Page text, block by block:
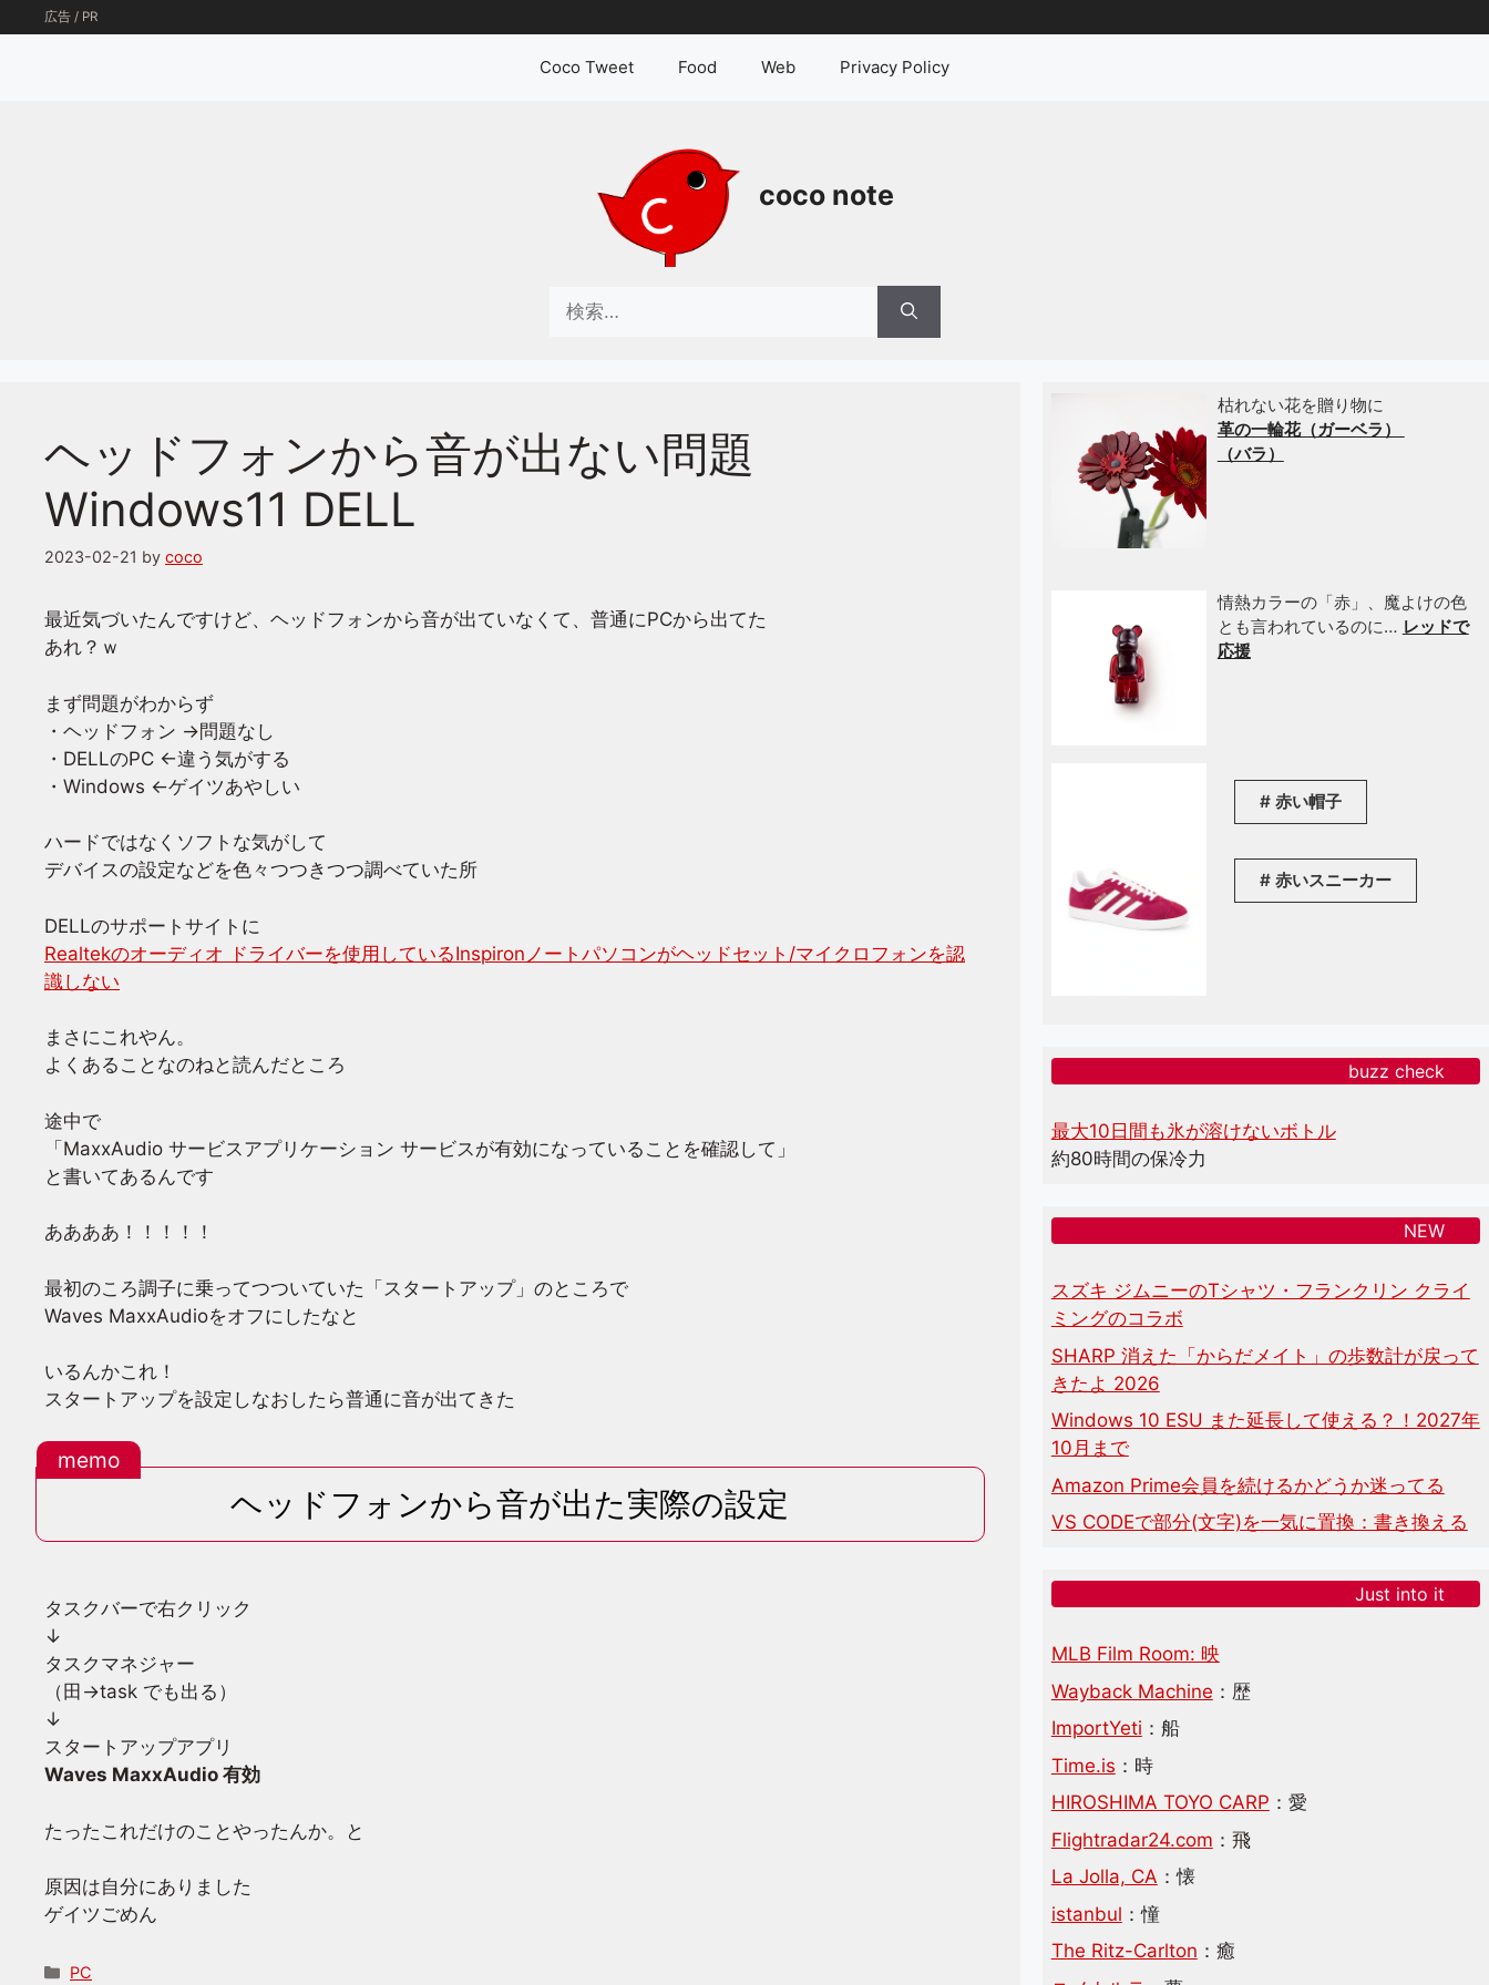
ン
広告 / PR
Coco Tweet Food Web Privacy Policy
coco note
索:
ヘッドフォンから音が出ない問題
Windows11 DELL
2023-02-21 by coco
最近気づいたんですけど、ヘッドフォンから音が出ていなくて、普通にPCから出てた
あれ？ｗ
まず問題がわからず
・ヘッドフォン →問題なし
・DELLのPC ←違う気がする
・Windows ←ゲイツあやしい
ハードではなくソフトな気がして
デバイスの設定などを色々つつきつつ調べていた所
DELLのサポートサイトに
Realtekのオーディオ ドライバーを使用しているInspironノートパソコンがヘッドセット/マイクロフォンを認
識しない
まさにこれやん。
よくあることなのねと読んだところ
途中で
「MaxxAudio サービスアプリケーション サービスが有効になっていることを確認して」
と書いてあるんです
ああああ！！！！！
最初のころ調子に乗ってつついていた「スタートアップ」のところで
Waves MaxxAudioをオフにしたなと
いるんかこれ！
スタートアップを設定しなおしたら普通に音が出てきた
ヘッドフォンから音が出た実際の設定
タスクバーで右クリック
↓
タスクマネジャー
（田→task でも出る）
↓
スタートアップアプリ
Waves MaxxAudio 有効
たったこれだけのことやったんか。と
原因は自分にありました
ゲイツごめん
カ
PC
枯れない花を贈り物に
革の一輪花（ガーベラ）
（バラ）
情熱カラーの「赤」、魔よけの色
とも言われているのに… レッドで
応援
赤い帽子
赤いスニーカー
buzz check
最大10日間も氷が溶けないボトル
約80時間の保冷力
NEW
スズキ ジムニーのTシャツ・フランクリン クライ
ミングのコラボ
SHARP 消えた「からだメイト」の歩数計が戻って
きたよ 2026
Windows 10 ESU また延長して使える？！2027年
10月まで
Amazon Prime会員を続けるかどうか迷ってる
VS CODEで部分(文字)を一気に置換：書き換える
Just into it
MLB Film Room: 映
Wayback Machine ：歴
ImportYeti ：船
Time.is ：時
HIROSHIMA TOYO CARP ：愛
Flightradar24.com ：飛
La Jolla, CA ：懐
istanbul ：憧
The Ritz-Carlton ：癒